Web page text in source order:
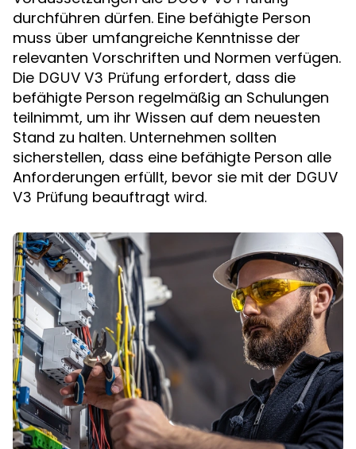
durchführen dürfen. Eine befähigte Person
muss über umfangreiche Kenntnisse der
relevanten Vorschriften und Normen verfügen.
Die DGUV V3 Prüfung erfordert, dass die
befähigte Person regelmäßig an Schulungen
teilnimmt, um ihr Wissen auf dem neuesten
Stand zu halten. Unternehmen sollten
sicherstellen, dass eine befähigte Person alle
Anforderungen erfüllt, bevor sie mit der DGUV
V3 Prüfung beauftragt wird.